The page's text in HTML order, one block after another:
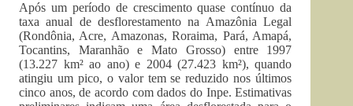
Após um período de crescimento quase contínuo da
taxa anual de desflorestamento na Amazônia Legal
(Rondônia, Acre, Amazonas, Roraima, Pará, Amapá,
Tocantins, Maranhão e Mato Grosso) entre 1997
(13.227 km² ao ano) e 2004 (27.423 km²), quando
atingiu um pico, o valor tem se reduzido nos últimos
cinco anos, de acordo com dados do Inpe. Estimativas